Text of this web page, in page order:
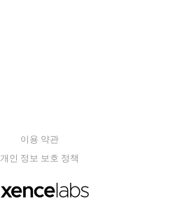
이용 약관
개인 정보 보호 정책